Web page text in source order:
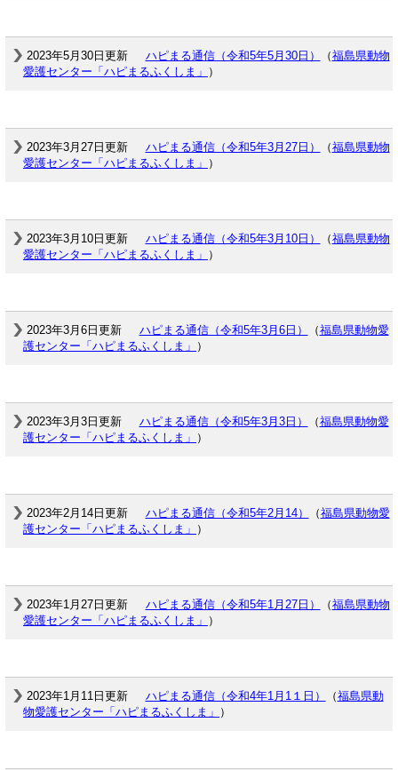
2023年5月30日更新 ハピまる通信（令和5年5月30日） （福島県動物
愛護センター「ハピまるふくしま」 ）
2023年3月27日更新 ハピまる通信（令和5年3月27日） （福島県動物
愛護センター「ハピまるふくしま」 ）
2023年3月10日更新 ハピまる通信（令和5年3月10日） （福島県動物
愛護センター「ハピまるふくしま」 ）
2023年3月6日更新 ハピまる通信（令和5年3月6日） （福島県動物愛
護センター「ハピまるふくしま」 ）
2023年3月3日更新 ハピまる通信（令和5年3月3日） （福島県動物愛
護センター「ハピまるふくしま」 ）
2023年2月14日更新 ハピまる通信（令和5年2月14） （福島県動物愛
護センター「ハピまるふくしま」 ）
2023年1月27日更新 ハピまる通信（令和5年1月27日） （福島県動物
愛護センター「ハピまるふくしま」 ）
2023年1月11日更新 ハピまる通信（令和4年1月1１日） （福島県動
物愛護センター「ハピまるふくしま」 ）